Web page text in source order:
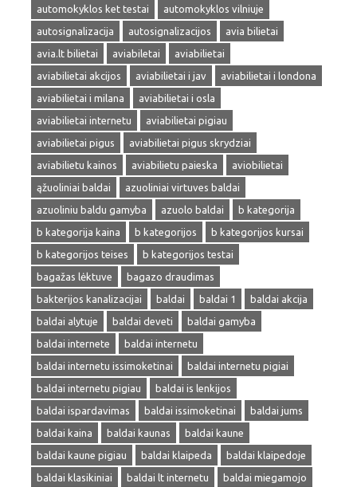
automokyklos ket testai
automokyklos vilniuje
autosignalizacija
autosignalizacijos
avia bilietai
avia.lt bilietai
aviabiletai
aviabilietai
aviabilietai akcijos
aviabilietai i jav
aviabilietai i londona
aviabilietai i milana
aviabilietai i osla
aviabilietai internetu
aviabilietai pigiau
aviabilietai pigus
aviabilietai pigus skrydziai
aviabilietu kainos
aviabilietu paieska
aviobilietai
ąžuoliniai baldai
azuoliniai virtuves baldai
azuoliniu baldu gamyba
azuolo baldai
b kategorija
b kategorija kaina
b kategorijos
b kategorijos kursai
b kategorijos teises
b kategorijos testai
bagažas lėktuve
bagazo draudimas
bakterijos kanalizacijai
baldai baldai 1
baldai akcija
baldai alytuje
baldai deveti
baldai gamyba
baldai internete
baldai internetu
baldai internetu issimoketinai
baldai internetu pigiai
baldai internetu pigiau
baldai is lenkijos
baldai ispardavimas
baldai issimoketinai
baldai jums
baldai kaina
baldai kaunas
baldai kaune
baldai kaune pigiau
baldai klaipeda
baldai klaipedoje
baldai klasikiniai
baldai lt internetu
baldai miegamojo